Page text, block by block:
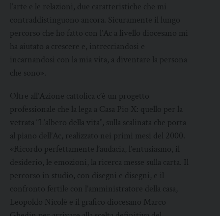
l’arte e le relazioni, due caratteristiche che mi
contraddistinguono ancora. Sicuramente il lungo
percorso che ho fatto con l’Ac a livello diocesano mi
ha aiutato a crescere e, intrecciandosi e
incarnandosi con la mia vita, a diventare la persona
che sono».
Oltre all’Azione cattolica c’è un progetto
professionale che la lega a Casa Pio X: quello per la
vetrata “L’albero della vita”, sulla scalinata che porta
al piano dell’Ac, realizzato nei primi mesi del 2000.
«Ricordo perfettamente l’audacia, l’entusiasmo, il
desiderio, le emozioni, la ricerca messe sulla carta. Il
percorso in studio, con disegni e disegni, e il
confronto fertile con l’amministratore della casa,
Leopoldo Nicolè e il grafico diocesano Marco